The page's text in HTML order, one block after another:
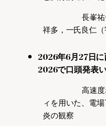
長峯
祥多，一氏良仁（
2026年6月27日
2026で口頭発表
高速
ィを用いた、電
炎の観察